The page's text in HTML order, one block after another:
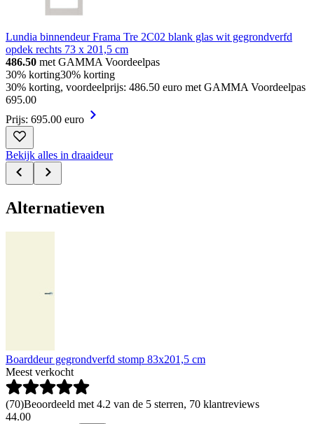
Lundia binnendeur Frama Tre 2C02 blank glas wit gegrondverfd
opdek rechts 73 x 201,5 cm
486.50 met GAMMA Voordeelpas
30% korting30% korting
30% korting, voordeelprijs: 486.50 euro met GAMMA Voordeelpas
695.00
Prijs: 695.00 euro
Bekijk alles in draaideur
Alternatieven
Boarddeur gegrondverfd stomp 83x201,5 cm
Meest verkocht
(70)Beoordeeld met 4.2 van de 5 sterren, 70 klantreviews
44.00